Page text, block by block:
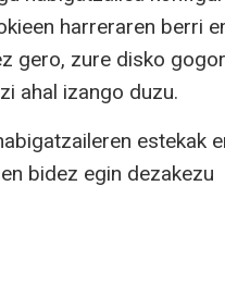
harreraren berri
gero, zure disko
ahal izango duzu.
estekak
bidez egin dezakezu